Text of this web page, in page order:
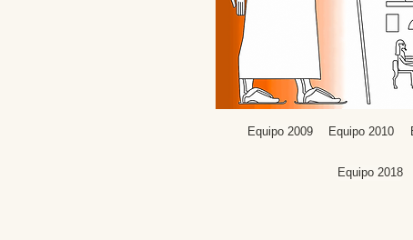
Equipo 2009 Equipo 2010
Equipo 2018